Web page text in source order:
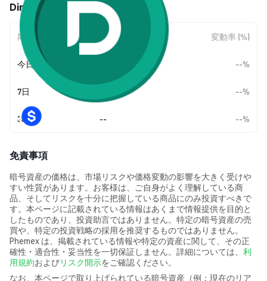
Dinari USHY (USHY.D) の価格変動
期間 金額変動 変動率 (%)
今日 --%
7日 --%
30日 -- --%
免責事項
暗号資産の価格は、市場リスクや価格変動の影響を大きく受けや
すい性質があります。お客様は、ご自身がよく理解している商
品、そしてリスクを十分に把握している商品にのみ投資すべきで
す。本ページに記載されている情報はあくまで情報提供を目的と
したものであり、投資助言ではありません。特定の暗号資産の売
買や、特定の投資戦略の採用を推奨するものではありません。
Phemex は、掲載されている情報や特定の資産に関して、その正
確性・適合性・妥当性を一切保証しません。詳細については、 利
用規約およびリスク開示をご確認ください。
なお、本ページで取り上げられている暗号資産（例：現在のリア